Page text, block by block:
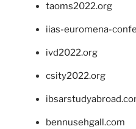
taoms2022.org
iias-euromena-
ivd2022.org
csity2022.org
bennusehgall.com